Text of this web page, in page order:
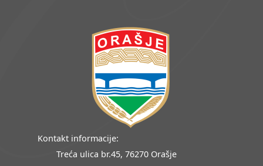
Kontakt informacije:
Treća ulica br.45, 76270 Orašje